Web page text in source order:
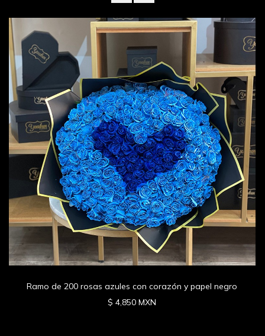
Ramo de 200 rosas azules con corazón y papel negro
$ 4,850 MXN